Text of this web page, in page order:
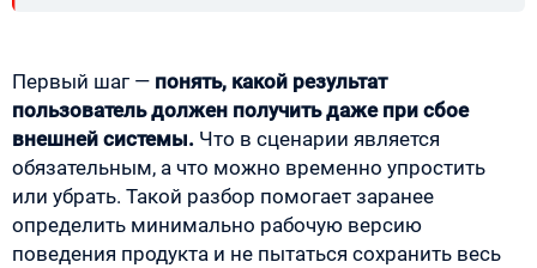
Первый шаг — понять, какой результат
пользователь должен получить даже при сбое
внешней системы. Что в сценарии является
обязательным, а что можно временно упростить
или убрать. Такой разбор помогает заранее
определить минимально рабочую версию
поведения продукта и не пытаться сохранить весь